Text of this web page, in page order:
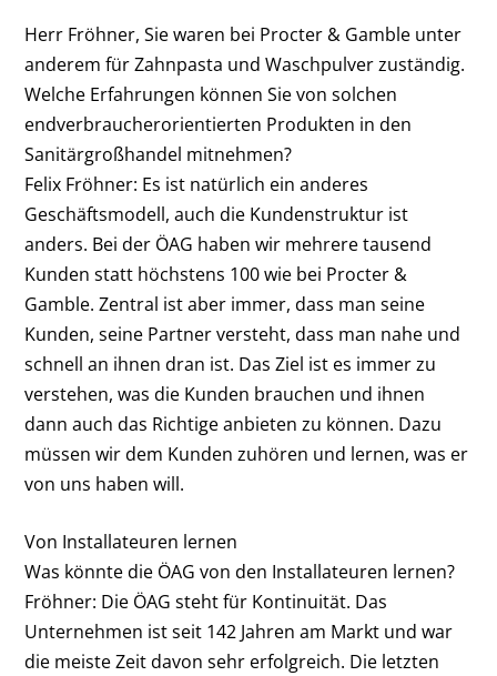
Herr Fröhner, Sie waren bei Procter & Gamble unter
anderem für Zahnpasta und Waschpulver zuständig.
Welche Erfahrungen können Sie von solchen
endverbraucherorientierten Produkten in den
Sanitärgroßhandel mitnehmen?
Felix Fröhner: Es ist natürlich ein anderes
Geschäftsmodell, auch die Kundenstruktur ist
anders. Bei der ÖAG haben wir mehrere tausend
Kunden statt höchstens 100 wie bei Procter &
Gamble. Zentral ist aber immer, dass man seine
Kunden, seine Partner versteht, dass man nahe und
schnell an ihnen dran ist. Das Ziel ist es immer zu
verstehen, was die Kunden brauchen und ihnen
dann auch das Richtige anbieten zu können. Dazu
müssen wir dem Kunden zuhören und lernen, was er
von uns haben will.
Von Installateuren lernen
Was könnte die ÖAG von den Installateuren lernen?
Fröhner: Die ÖAG steht für Kontinuität. Das
Unternehmen ist seit 142 Jahren am Markt und war
die meiste Zeit davon sehr erfolgreich. Die letzten